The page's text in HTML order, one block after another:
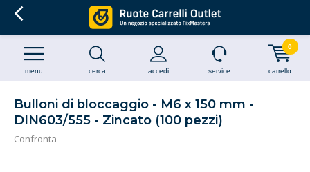
cerca accedi
menu service carrello
0
Bulloni di bloccaggio - M6 x 150 mm -
DIN603/555 - Zincato (100 pezzi)
Confronta